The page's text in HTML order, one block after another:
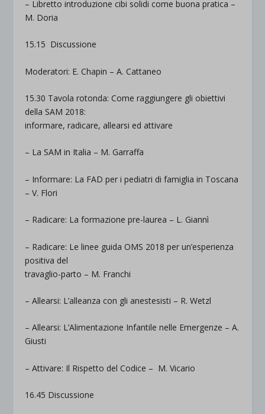
– Libretto introduzione cibi solidi come buona pratica –
M. Doria
15.15 Discussione
Moderatori: E. Chapin – A. Cattaneo
15.30 Tavola rotonda: Come raggiungere gli obiettivi
della SAM 2018:
informare, radicare, allearsi ed attivare
– La SAM in Italia – M. Garraffa
– Informare: La FAD per i pediatri di famiglia in Toscana
–V. Flori
– Radicare: La formazione pre-laurea – L. Giannì
– Radicare: Le linee guida OMS 2018 per un’esperienza
positiva del
travaglio-parto – M. Franchi
– Allearsi: L’alleanza con gli anestesisti – R. Wetzl
– Allearsi: L’Alimentazione Infantile nelle Emergenze –A.
Giusti
– Attivare: Il Rispetto del Codice – M. Vicario
16.45 Discussione